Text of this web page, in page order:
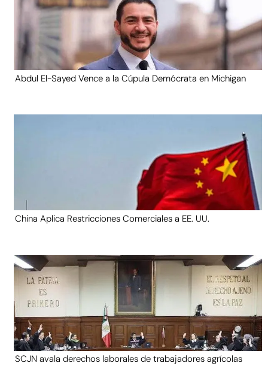
Abdul El-Sayed Vence a la Cúpula Demócrata en Michigan
China Aplica Restricciones Comerciales a EE. UU.
SCJN avala derechos laborales de trabajadores agrícolas